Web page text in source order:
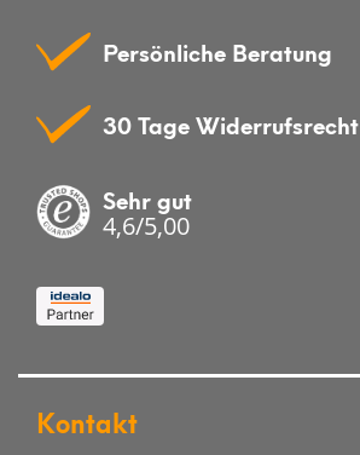
Persönliche Beratung
30 Tage Widerrufsrecht
Sehr gut
4,6/5,00
Kontakt